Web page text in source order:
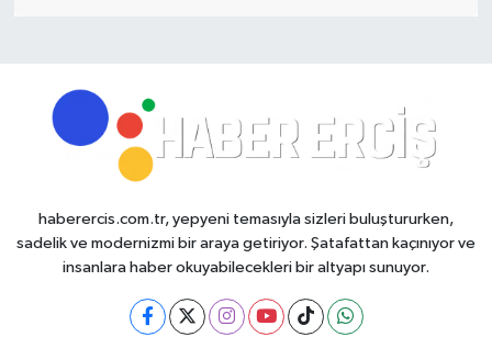
haberercis.com.tr, yepyeni temasıyla sizleri buluştururken,
sadelik ve modernizmi bir araya getiriyor. Şatafattan kaçınıyor ve
insanlara haber okuyabilecekleri bir altyapı sunuyor.